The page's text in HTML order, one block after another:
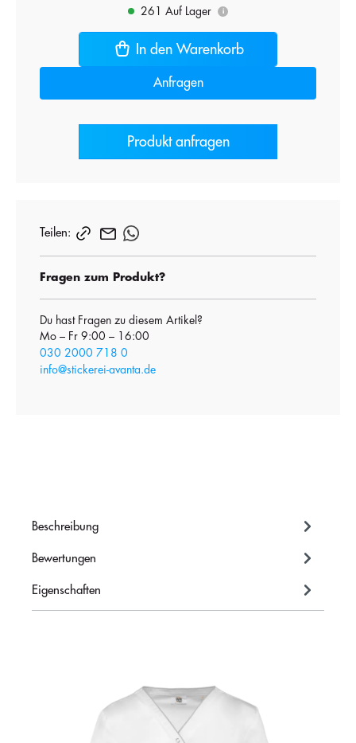
261 Auf Lager i
In den Warenkorb
Anfragen
Produkt anfragen
Teilen:
Fragen zum Produkt?
Du hast Fragen zu diesem Artikel?
Mo – Fr 9:00 – 16:00
030 2000 718 0
info@stickerei-avanta.de
Beschreibung
Bewertungen
Eigenschaften